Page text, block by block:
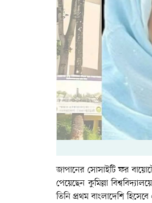
জাপানের সোসাইটি ফর
পেয়েছেন কুমিল্লা
তিনি প্রথম বাংলাদেশি